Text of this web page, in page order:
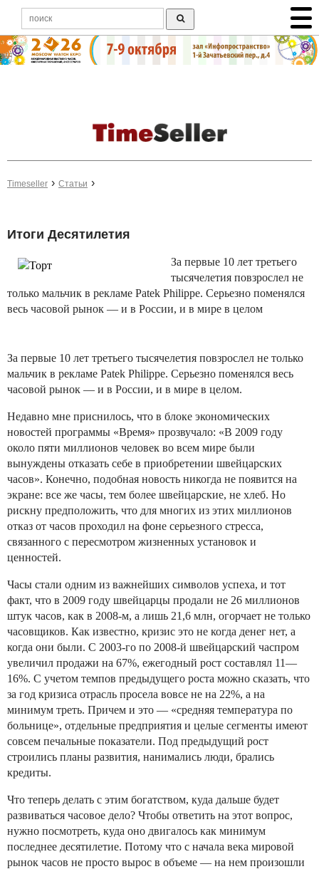
Timeseller Статьи
Итоги Десятилетия
За первые 10 лет третьего
тысячелетия повзрослел не
только мальчик в рекламе Patek Philippe. Серьезно поменялся
весь часовой рынок — и в России, и в мире в целом
За первые 10 лет третьего тысячелетия повзрослел не только
мальчик в рекламе Patek Philippe. Серьезно поменялся весь
часовой рынок — и в России, и в мире в целом.
Недавно мне приснилось, что в блоке экономических
новостей программы «Время» прозвучало: «В 2009 году
около пяти миллионов человек во всем мире были
вынуждены отказать себе в приобретении швейцарских
часов». Конечно, подобная новость никогда не появится на
экране: все же часы, тем более швейцарские, не хлеб. Но
рискну предположить, что для многих из этих миллионов
отказ от часов проходил на фоне серьезного стресса,
связанного с пересмотром жизненных установок и
ценностей.
Часы стали одним из важнейших символов успеха, и тот
факт, что в 2009 году швейцарцы продали не 26 миллионов
штук часов, как в 2008-м, а лишь 21,6 млн, огорчает не только
часовщиков. Как известно, кризис это не когда денег нет, а
когда они были. С 2003-го по 2008-й швейцарский часпром
увеличил продажи на 67%, ежегодный рост составлял 11—
16%. С учетом темпов предыдущего роста можно сказать, что
за год кризиса отрасль просела вовсе не на 22%, а на
минимум треть. Причем и это — «средняя температура по
больнице», отдельные предприятия и целые сегменты имеют
совсем печальные показатели. Под предыдущий рост
строились планы развития, нанимались люди, брались
кредиты.
Что теперь делать с этим богатством, куда дальше будет
развиваться часовое дело? Чтобы ответить на этот вопрос,
нужно посмотреть, куда оно двигалось как минимум
последнее десятилетие. Потому что с начала века мировой
рынок часов не просто вырос в объеме — на нем произошли